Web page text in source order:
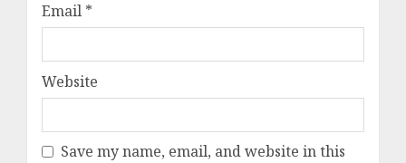
Email *
Website
Save my name, email, and website in this